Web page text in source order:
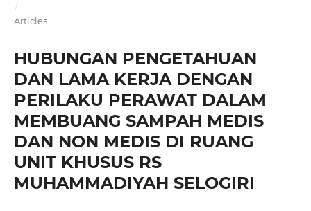
/
Articles
HUBUNGAN PENGETAHUAN
DAN LAMA KERJA DENGAN
PERILAKU PERAWAT DALAM
MEMBUANG SAMPAH MEDIS
DAN NON MEDIS DI RUANG
UNIT KHUSUS RS
MUHAMMADIYAH SELOGIRI